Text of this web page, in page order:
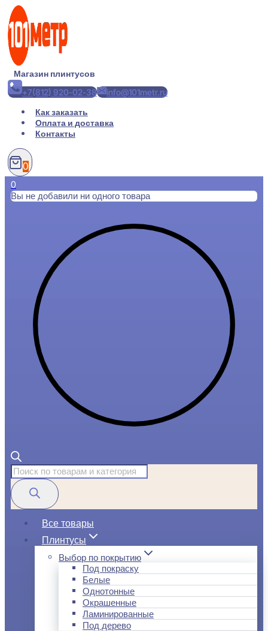
Перейти
содержимому
Магазин плинтусов
+7(812) 920-02-38
info@101metr.ru
Как заказать
Оплата и доставка
Контакты
0
0
Вы не добавили ни одного товара
Поиск
товаров
Все товары
Плинтусы
Выбор по покрытию
Под покраску
Белые
Однотонные
Окрашенные
Ламинированные
Под дерево